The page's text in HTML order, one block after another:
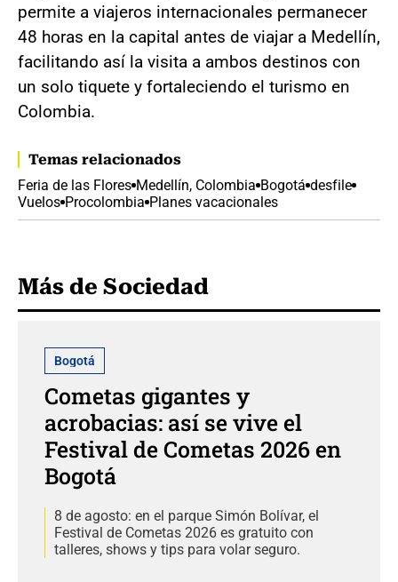
permite a viajeros internacionales permanecer
48 horas en la capital antes de viajar a Medellín,
facilitando así la visita a ambos destinos con
un solo tiquete y fortaleciendo el turismo en
Colombia.
Temas relacionados
Feria de las Flores Medellín, Colombia Bogotá desfile
Vuelos Procolombia Planes vacacionales
Más de Sociedad
Bogotá
Cometas gigantes y
acrobacias: así se vive el
Festival de Cometas 2026 en
Bogotá
8 de agosto: en el parque Simón Bolívar, el
Festival de Cometas 2026 es gratuito con
talleres, shows y tips para volar seguro.